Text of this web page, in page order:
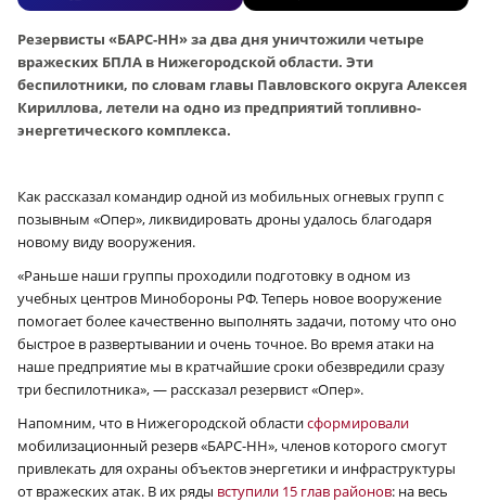
Резервисты «БАРС-НН» за два дня уничтожили четыре
вражеских БПЛА в Нижегородской области. Эти
беспилотники, по словам главы Павловского округа Алексея
Кириллова, летели на одно из предприятий топливно-
энергетического комплекса.
Как рассказал командир одной из мобильных огневых групп с
позывным «Опер», ликвидировать дроны удалось благодаря
новому виду вооружения.
«Раньше наши группы проходили подготовку в одном из
учебных центров Минобороны РФ. Теперь новое вооружение
помогает более качественно выполнять задачи, потому что оно
быстрое в развертывании и очень точное. Во время атаки на
наше предприятие мы в кратчайшие сроки обезвредили сразу
три беспилотника», — рассказал резервист «Опер».
Напомним, что в Нижегородской областисформировали
мобилизационный резерв «БАРС-НН», членов которого смогут
привлекать для охраны объектов энергетики и инфраструктуры
от вражеских атак. В их ряды вступили 15 глав районов: на весь